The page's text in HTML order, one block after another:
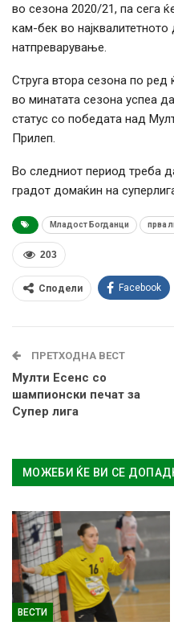
во сезона 2020/21, па сега
кам-бек во
натпреварување.
Струга втора сезона по ред
во минатата сезона успеа
статус со победата над
Прилеп.
Во следниот период треба
градот домаќин на
Младост Богданци прва
203
Сподели Facebook
ПРЕТХОДНА ВЕСТ
Мулти Есенс со
шампионски печат за
Супер лига
МОЖЕБИ ЌЕ ВИ СЕ
ВЕСТИ